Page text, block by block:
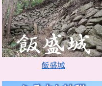
飯盛城